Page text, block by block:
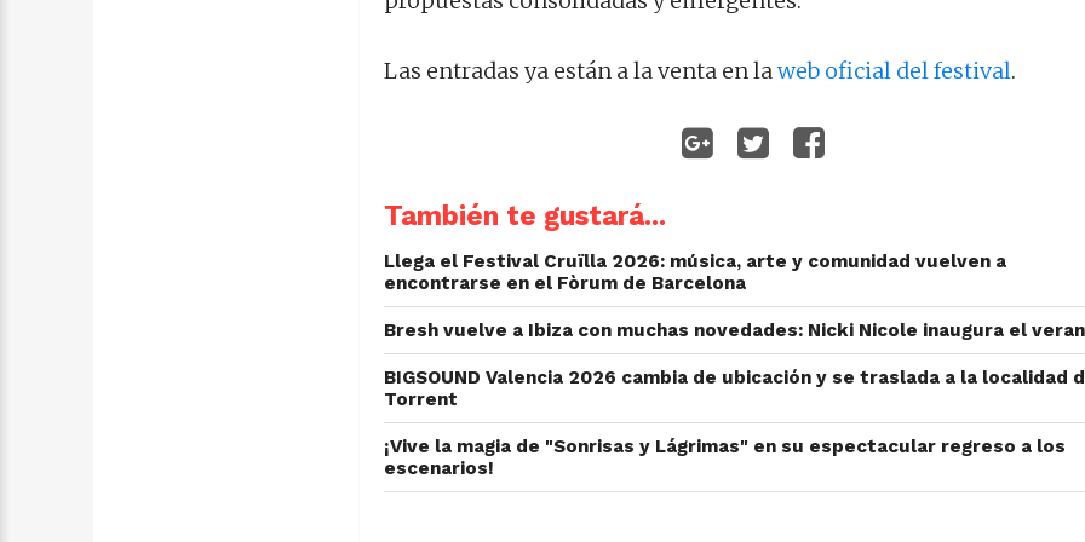
Las entradas ya están a la venta en laweb oficial del festival.
También te gustará...
Llega el Festival Cruïlla 2026: música, arte y comunidad vuelven a
encontrarse en el Fòrum de Barcelona
Bresh vuelve a Ibiza con muchas novedades: Nicki Nicole inaugura el
BIGSOUND Valencia 2026 cambia de ubicación y se traslada a la localidad
Torrent
¡Vive la magia de "Sonrisas y Lágrimas" en su espectacular regreso a los
escenarios!